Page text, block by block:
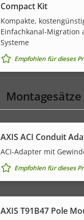
Compact Kit
Kompakte,
Einfachkanal-Migration
Systeme
Empfohlen für dieses
Montagesätze
AXIS ACI Conduit
ACI-Adapter mit
Empfohlen für dieses
AXIS T91B47 Pole